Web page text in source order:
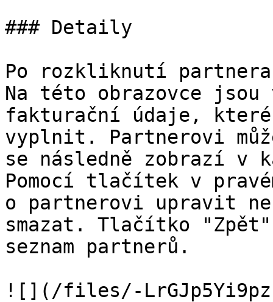
### Detaily
Po rozkliknutí
Na této obrazovce jsou
fakturační údaje,
vyplnit. Partnerovi
se následně zobrazí v
Pomocí tlačítek v
o partnerovi upravit
smazat. Tlačítko
seznam partnerů.
![](/files/-